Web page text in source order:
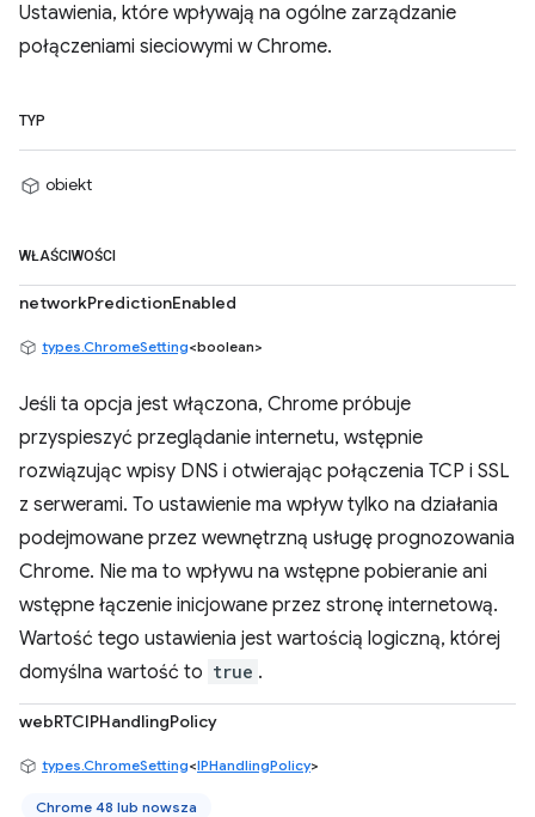
Ustawienia, które wpływają na ogólne zarządzanie
połączeniami sieciowymi w Chrome.
TYP
obiekt
WŁAŚCIWOŚCI
networkPredictionEnabled
types.ChromeSetting<boolean>
Jeśli ta opcja jest włączona, Chrome próbuje
przyspieszyć przeglądanie internetu, wstępnie
rozwiązując wpisy DNS i otwierając połączenia TCP i SSL
z serwerami. To ustawienie ma wpływ tylko na działania
podejmowane przez wewnętrzną usługę prognozowania
Chrome. Nie ma to wpływu na wstępne pobieranie ani
wstępne łączenie inicjowane przez stronę internetową.
Wartość tego ustawienia jest wartością logiczną, której
domyślna wartość to true .
webRTCIPHandlingPolicy
types.ChromeSetting<IPHandlingPolicy>
Chrome 48 lub nowsza